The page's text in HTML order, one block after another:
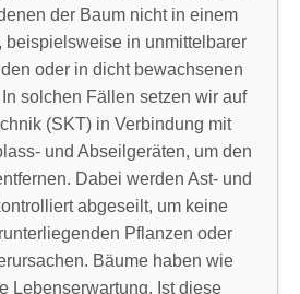
der Baum nicht in einem
beispielsweise in unmittelbarer
oder in dicht bewachsenen
solchen Fällen setzen wir auf
(SKT) in Verbindung mit
und Abseilgeräten, um den
Dabei werden Ast- und
abgeseilt, um keine
Pflanzen oder
Bäume haben wie
Lebenserwartung. Ist diese